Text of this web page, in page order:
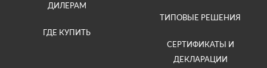
ДИЛЕРАМ
ГДЕ КУПИТЬ
ТИПОВЫЕ РЕШЕНИЯ
СЕРТИФИКАТЫ И
ДЕКЛАРАЦИИ